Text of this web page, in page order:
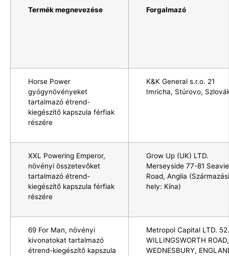
Termék megnevezése Forgalmazó
Horse Power
gyógynövényeket
tartalmazó étrend-
kiegészítő kapszula férfiak
részére
K&K General s.r.o. 21
Imricha, Stúrovo,
XXL Powering Emperor,
növényi összetevőket
tartalmazó étrend-
kiegészítő kapszula férfiak
részére
Grow Up (UK) LTD.
Merseyside 77-81
Road, Anglia (Származási
hely: Kína)
69 For Man, növényi
kivonatokat tartalmazó
étrend-kiegészítő kapszula
Metropol Capital LTD. 52.
WILLINGSWORTH ROAD,
WEDNESBURY,